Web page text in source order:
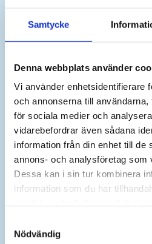
Samtycke
Denna webbplats använder
Vi använder enhetsidentifierare
och annonserna till
för sociala medier och
vidarebefordrar även sådana
information från din enhet till de
annons- och analysföretag som
Dessa kan i sin tur kombinera
information som du har
Nödvändig
reparation och service.
FUNDERINGAR?
Kontakta
Kostnadsfri
Boka
Boka